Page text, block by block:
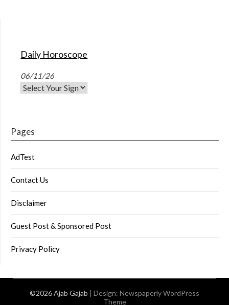
Daily Horoscope
06/11/26
Pages
AdTest
Contact Us
Disclaimer
Guest Post & Sponsored Post
Privacy Policy
©2026 Ajab Gajab | Design: Newspaperly WordPress
Theme